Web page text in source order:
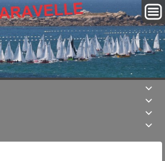



